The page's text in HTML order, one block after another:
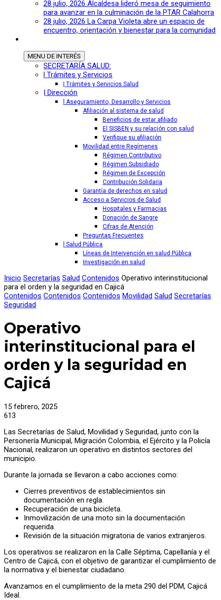
28 julio, 2026 Alcaldesa lideró mesa de seguimiento
para avanzar en la culminación de la PTAR Calahorra
28 julio, 2026 La Carpa Violeta abre un espacio de
encuentro, orientación y bienestar para la comunidad
MENU DE INTERÉS
SECRETARÍA SALUD:
l Trámites y Servicios
| Trámites y Servicios Salud
| Dirección
l Aseguramiento, Desarrollo y Servicios
Afiliación al sistema de salud
Beneficios de estar afiliado
El SISBEN y su relación con salud
Verifique su afiliación
Movilidad entre Regímenes
Régimen Contributivo
Régimen Subsidiado
Régimen de Excepción
Contribución Solidaria
Garantía de derechos en salud
Acceso a Servicios de Salud
Hospitales y Farmacias
Donación de Sangre
Cifras de Atención
Preguntas Frecuentes
l Salud Pública
Líneas de Intervención en salud Pública
Investigación en salud
Inicio Secretarías Salud Contenidos Operativo interinstitucional
para el orden y la seguridad en Cajicá
Contenidos Contenidos Contenidos Movilidad Salud Secretarías
Seguridad
Operativo
interinstitucional para el
orden y la seguridad en
Cajicá
15 febrero, 2025
613
Las Secretarías de Salud, Movilidad y Seguridad, junto con la
Personería Municipal, Migración Colombia, el Ejército y la Policía
Nacional, realizaron un operativo en distintos sectores del
municipio.
Durante la jornada se llevaron a cabo acciones como:
Cierres preventivos de establecimientos sin
documentación en regla.
Recuperación de una bicicleta.
Inmovilización de una moto sin la documentación
requerida.
Revisión de la situación migratoria de varios extranjeros.
Los operativos se realizaron en la Calle Séptima, Capellanía y el
Centro de Cajicá, con el objetivo de garantizar el cumplimiento de
la normativa y el bienestar ciudadano.
Avanzamos en el cumplimiento de la meta 290 del PDM, Cajicá
Ideal.